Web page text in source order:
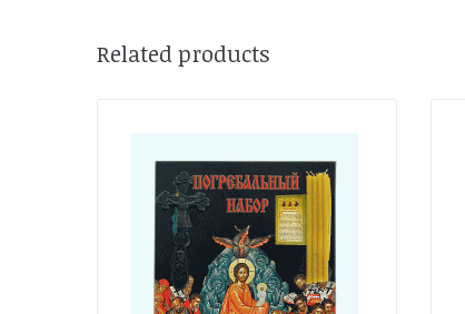
Related products